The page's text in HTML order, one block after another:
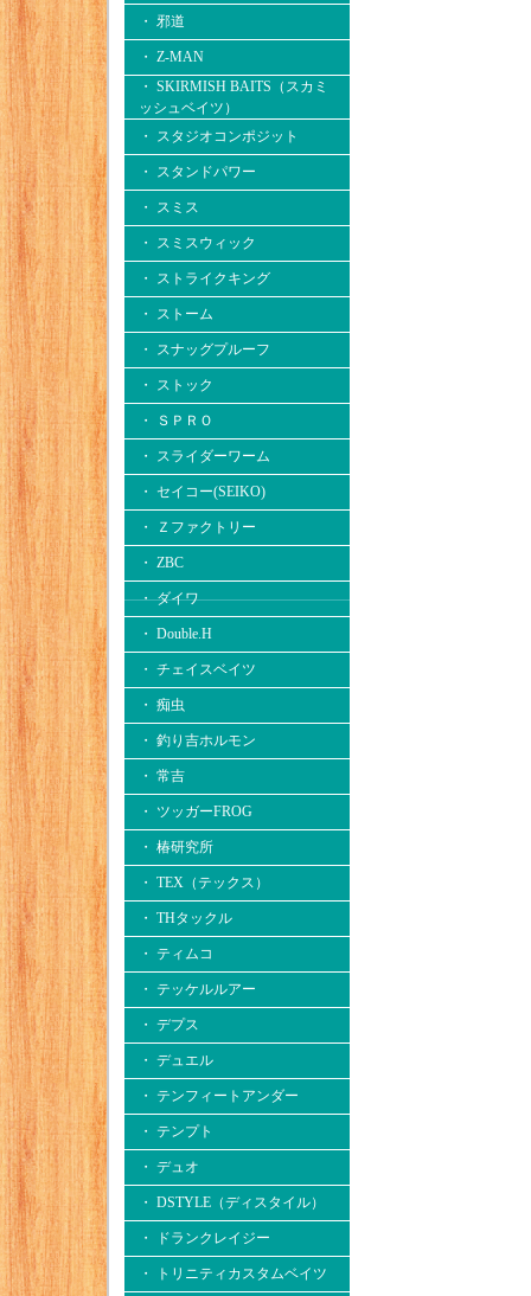
・ 邪道
・ Z-MAN
・ SKIRMISH BAITS（スカミ
ッシュベイツ）
・ スタジオコンポジット
・ スタンドパワー
・ スミス
・ スミスウィック
・ ストライクキング
・ ストーム
・ スナッグプルーフ
・ ストック
・ ＳＰＲＯ
・ スライダーワーム
・ セイコー(SEIKO)
・ Ｚファクトリー
・ ZBC
・ ダイワ
・ Double.H
・ チェイスベイツ
・ 痴虫
・ 釣り吉ホルモン
・ 常吉
・ ツッガーFROG
・ 椿研究所
・ TEX（テックス）
・ THタックル
・ ティムコ
・ テッケルルアー
・ デプス
・ デュエル
・ テンフィートアンダー
・ テンプト
・ デュオ
・ DSTYLE（ディスタイル）
・ ドランクレイジー
・ トリニティカスタムベイツ